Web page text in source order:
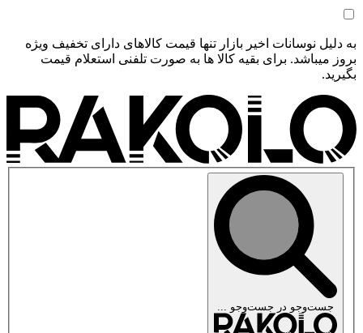
به دلیل نوسانات اخیر بازار تنها قیمت کالاهای دارای تخفیف ویژه
بروز میباشد. برای بقیه کالا ها به صورت تلفنی استعلام قیمت
بگیرید.
جست‌وجو در جست‌وجو ...